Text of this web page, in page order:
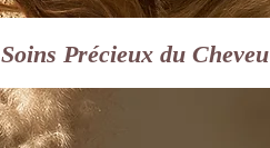
Soins Précieux du Cheveu